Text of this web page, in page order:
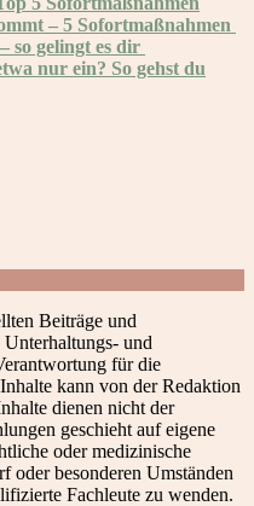
– 5 Sofortmaßnahmen
so gelingt es dir
nur ein? So gehst du
Beiträge und
und
für die
kann von der Redaktion
dienen nicht der
geschieht auf eigene
oder medizinische
oder besonderen Umständen
Fachleute zu wenden.